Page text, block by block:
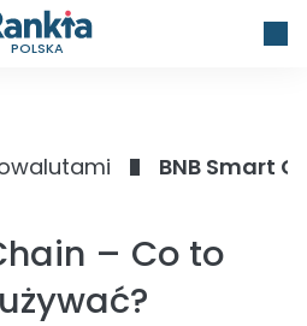
POLSKA
BNB Smart
– Co to